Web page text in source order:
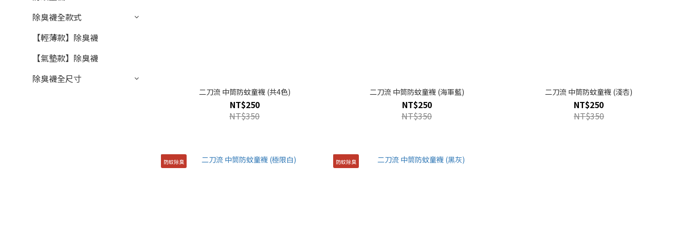
除臭襪全款式
【輕薄款】除臭襪
【氣墊款】除臭襪
除臭襪全尺寸
二刀流 中筒防蚊童襪 (共4色)
NT$250
NT$350
二刀流 中筒防蚊童襪 (海軍藍)
NT$250
NT$350
二刀流 中筒防蚊童襪 (淺杏)
NT$250
NT$350
防蚊除臭 防蚊除臭